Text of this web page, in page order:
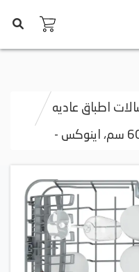
اطباق عاديه